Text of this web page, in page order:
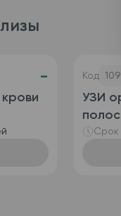
- Код
УЗИ
Срок